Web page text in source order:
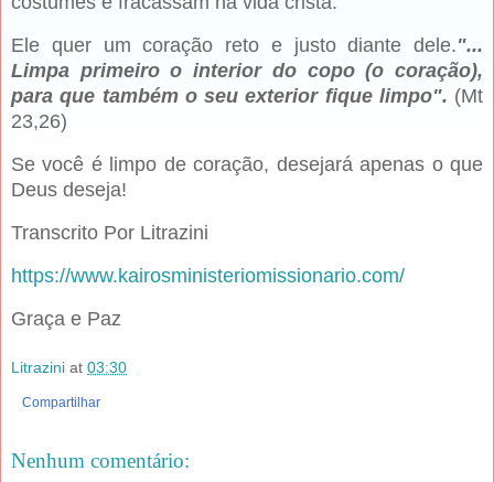
Ele quer um coração reto e justo diante dele."...
Limpa primeiro o interior do copo (o coração),
para que também o seu exterior fique limpo". (Mt
23,26)
Se você é limpo de coração, desejará apenas o que
Deus deseja!
Transcrito Por Litrazini
https://www.kairosministeriomissionario.com/
Graça e Paz
Litrazini at 03:30
Compartilhar
Nenhum comentário: